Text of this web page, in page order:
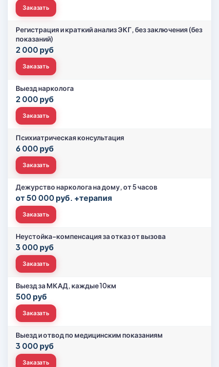
Заказать
Регистрация и краткий анализ ЭКГ, без заключения (без
показаний)
2 000 руб
Заказать
Выезд нарколога
2 000 руб
Заказать
Психиатрическая консультация
6 000 руб
Заказать
Дежурство нарколога на дому, от 5 часов
от 50 000 руб. +терапия
Заказать
Неустойка-компенсация за отказ от вызова
3 000 руб
Заказать
Выезд за МКАД, каждые 10км
500 руб
Заказать
Выезд и отвод по медицинским показаниям
3 000 руб
Заказать